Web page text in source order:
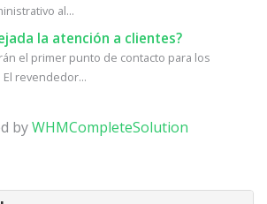
al...
la atención a clientes?
el primer punto de contacto para los
revendedor...
byWHMCompleteSolution